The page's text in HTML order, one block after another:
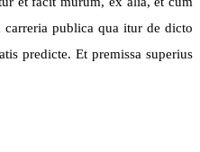
publica qua itur de dicto
predicte. Et premissa superius